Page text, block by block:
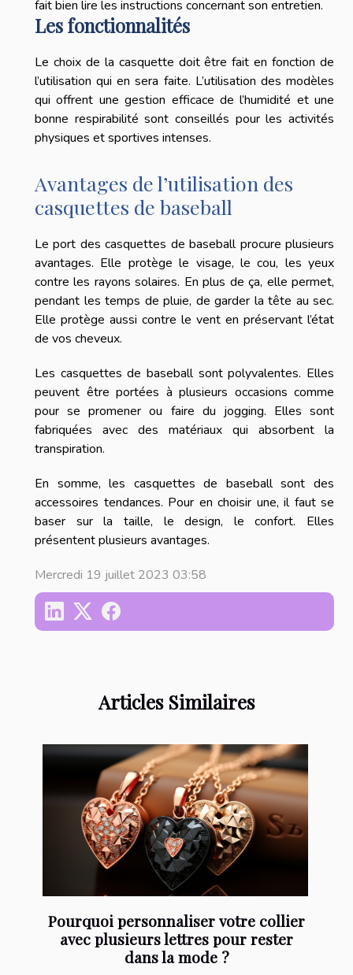
Articles Similaires
Pourquoi personnaliser votre collier
avec plusieurs lettres pour rester
dans la mode ?
fait bien lire les instructions concernant son entretien.
Les fonctionnalités
Le choix de la casquette doit être fait en fonction de
l’utilisation qui en sera faite. L’utilisation des modèles
qui offrent une gestion efficace de l’humidité et une
bonne respirabilité sont conseillés pour les activités
physiques et sportives intenses.
Avantages de l’utilisation des
casquettes de baseball
Le port des casquettes de baseball procure plusieurs
avantages. Elle protège le visage, le cou, les yeux
contre les rayons solaires. En plus de ça, elle permet,
pendant les temps de pluie, de garder la tête au sec.
Elle protège aussi contre le vent en préservant l’état
de vos cheveux.
Les casquettes de baseball sont polyvalentes. Elles
peuvent être portées à plusieurs occasions comme
pour se promener ou faire du jogging. Elles sont
fabriquées avec des matériaux qui absorbent la
transpiration.
En somme, les casquettes de baseball sont des
accessoires tendances. Pour en choisir une, il faut se
baser sur la taille, le design, le confort. Elles
présentent plusieurs avantages.
Mercredi 19 juillet 2023 03:58